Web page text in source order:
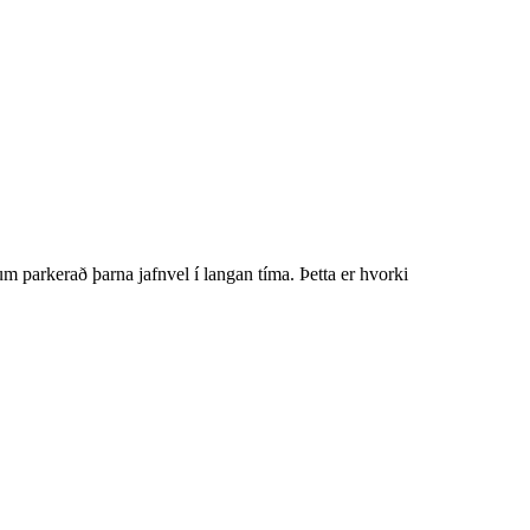
parkerað þarna jafnvel í langan tíma. Þetta er hvorki